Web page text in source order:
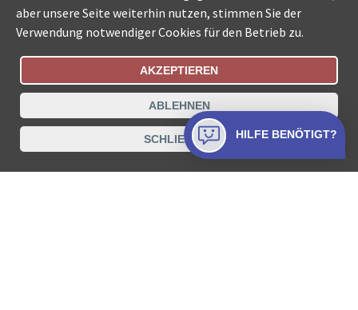
Bestellungsstatus Ämtersuche der Schweiz
Datenschutz Impressum Nutzungsbestimmungen
Kontakt
aber unsere Seite weiterhin nutzen, stimmen Sie der
Verwendung notwendiger Cookies für den Betrieb zu.
AKZEPTIEREN
ABLEHNEN
SCHLIESSEN HILFE BENÖTIGT?